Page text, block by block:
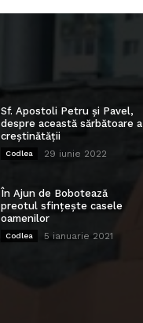
Sf. Apostoli Petru și Pavel,
despre această sărbătoare a
creștinătății
Codlea 29 iunie 2022
În Ajun de Bobotează
preotul sfințește casele
oamenilor
Codlea 5 ianuarie 2021